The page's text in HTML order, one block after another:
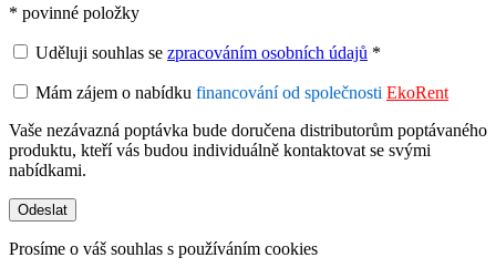
* povinné položky
Uděluji souhlas se zpracováním osobních údajů *
Mám zájem o nabídku financování od společnosti EkoRent
Vaše nezávazná poptávka bude doručena distributorům poptávaného
produktu, kteří vás budou individuálně kontaktovat se svými
nabídkami.
Prosíme o váš souhlas s používáním cookies